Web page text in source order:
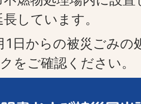
しています。
1日からの被災ごみの
をご確認ください。